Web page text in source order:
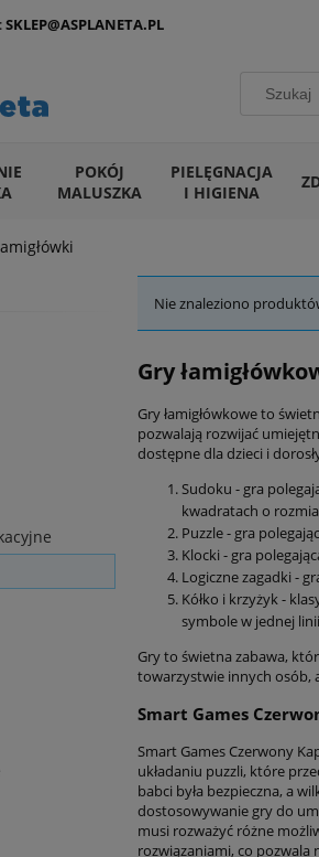
POKÓJ
MALUSZKA
PIELĘGNACJA
I HIGIENA
SKLEP@ASPLANETA.PL
Nie znaleziono
Gry
Gry łamigłówkowe to
pozwalają rozwijać
dostępne dla dzieci i
Sudoku - gra
kwadratach o
Puzzle - gra
Klocki - gra
Logiczne zagadki -
Kółko i krzyżyk -
symbole w jednej
Gry to świetna zabawa,
towarzystwie innych osób,
Smart Games
Smart Games Czerwony
układaniu puzzli, które
babci była bezpieczna, a
dostosowywanie gry do
musi rozważyć różne
rozwiązaniami, co pozwala